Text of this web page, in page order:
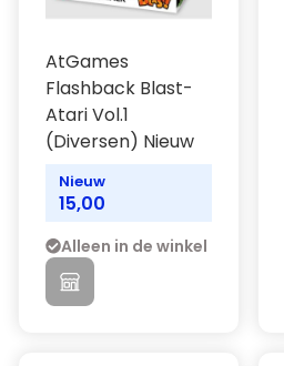
AtGames
Flashback Blast-
Atari Vol.1
(Diversen) Nieuw
Nieuw
15,00
Alleen in de winkel